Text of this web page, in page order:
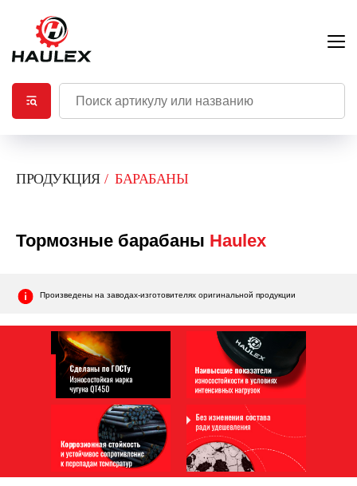
ПРОДУКЦИЯ / БАРАБАНЫ
Тормозные барабаны Haulex
Произведены на заводах-изготовителях оригинальной продукции